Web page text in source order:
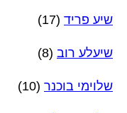
שיע פריד (17)
שיעלע רוב (8)
שלוימי בוכנר (10)